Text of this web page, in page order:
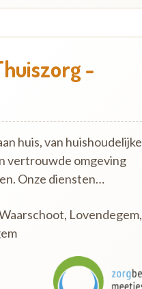
-
huis, van huishoudelijke
vertrouwde omgeving
Onze diensten…
Lovendegem,